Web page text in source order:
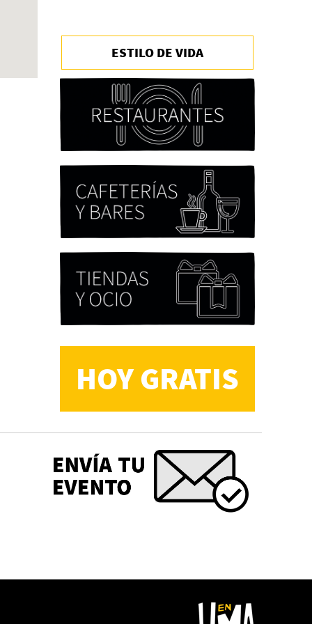
Chicas tristes de Fernanda
Tovar
Paloma Pulisci
Eva Valero Juan: "Una
mirada que construía un
universo donde lo único
importante eran los amigos
y la literatura"
Martín Carrasco
CS, de José María Salazar
ESTILO DE VIDA
HOY GRATIS